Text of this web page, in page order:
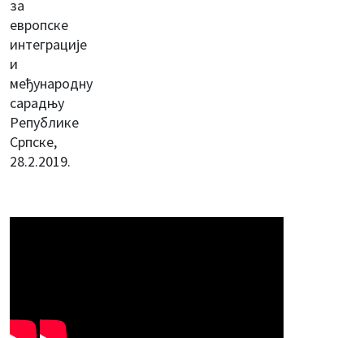
за
европске
интеграције
и
међународну
сарадњу
Републике
Српске,
28.2.2019.